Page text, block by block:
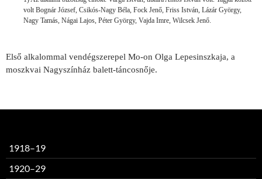
volt Bognár József, Csikós-Nagy Béla, Fock Jenő, Friss István, Lázár György,
Nagy Tamás, Nágai Lajos, Péter György, Vajda Imre, Wilcsek Jenő.
Első alkalommal vendégszerepel Mo-on Olga Lepesinszkaja, a
moszkvai Nagyszínház balett-táncosnője.
1918–19
1920–29